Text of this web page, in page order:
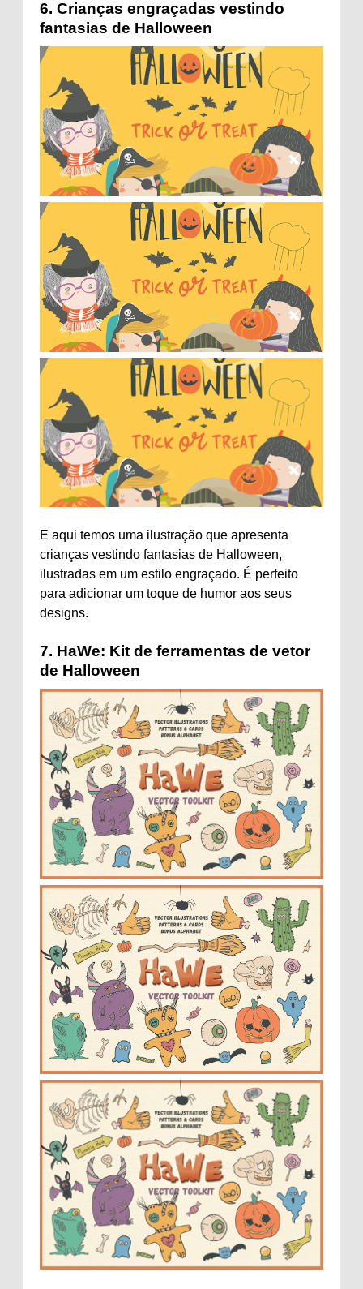
6. Crianças engraçadas vestindo
fantasias de Halloween
E aqui temos uma ilustração que apresenta
crianças vestindo fantasias de Halloween,
ilustradas em um estilo engraçado. É perfeito
para adicionar um toque de humor aos seus
designs.
7. HaWe: Kit de ferramentas de vetor
de Halloween